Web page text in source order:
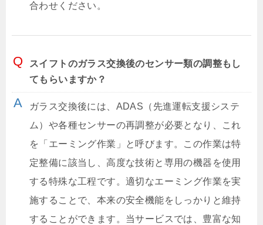
合わせください。
スイフトのガラス交換後のセンサー類の調整もし
てもらいますか？
ガラス交換後には、ADAS（先進運転支援システ
ム）や各種センサーの再調整が必要となり、これ
を「エーミング作業」と呼びます。この作業は特
定整備に該当し、高度な技術と専用の機器を使用
する特殊な工程です。適切なエーミング作業を実
施することで、本来の安全機能をしっかりと維持
することができます。当サービスでは、豊富な知